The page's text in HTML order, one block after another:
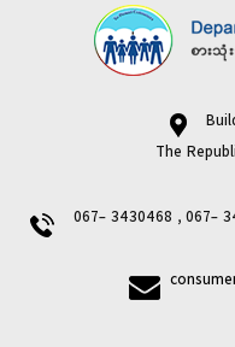
The Republic
067- 3430468 , 067-